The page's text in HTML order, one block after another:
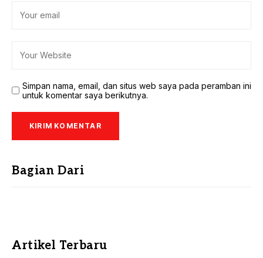
Simpan nama, email, dan situs web saya pada peramban ini
untuk komentar saya berikutnya.
Bagian Dari
Artikel Terbaru